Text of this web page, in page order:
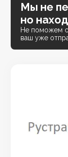
Мы не
но
Не поможем
ваш уже